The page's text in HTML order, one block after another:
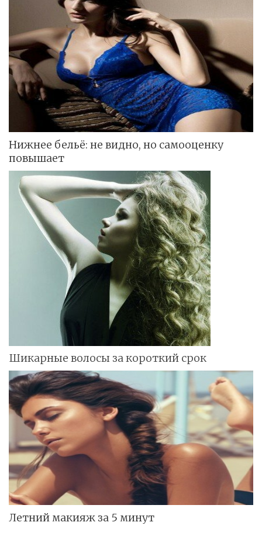
Нижнее бельё: не видно, но самооценку
повышает
Шикарные волосы за короткий срок
Летний макияж за 5 минут